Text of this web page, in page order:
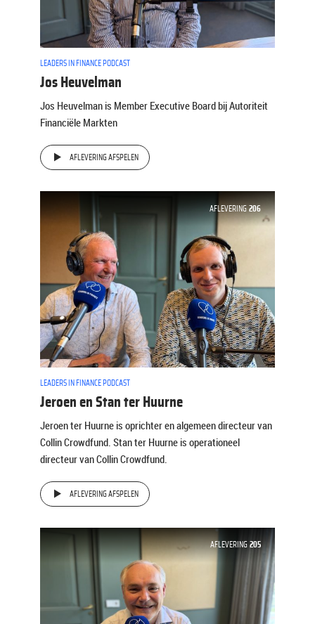
LEADERS IN FINANCE PODCAST
Jos Heuvelman
Jos Heuvelman is Member Executive Board bij Autoriteit
Financiële Markten
AFLEVERING AFSPELEN
AFLEVERING 206
LEADERS IN FINANCE PODCAST
Jeroen en Stan ter Huurne
Jeroen ter Huurne is oprichter en algemeen directeur van
Collin Crowdfund. Stan ter Huurne is operationeel
directeur van Collin Crowdfund.
AFLEVERING AFSPELEN
AFLEVERING 205